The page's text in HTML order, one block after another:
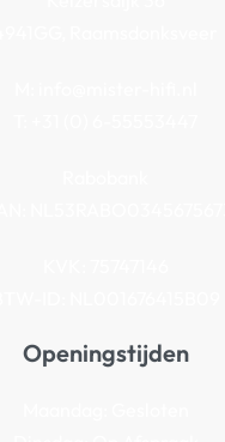
Openingstijden